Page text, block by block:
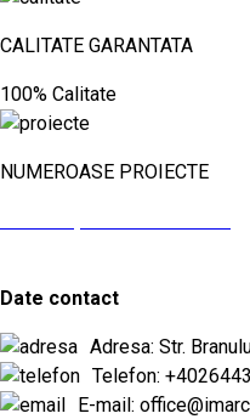
CALITATE GARANTATA
100% Calitate
NUMEROASE PROIECTE
Date contact
Adresa: Str.
Telefon:
E-mail: